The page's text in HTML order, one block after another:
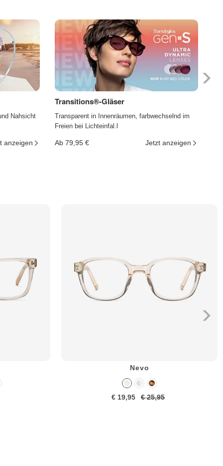
Nahsicht
anzeigen
Transitions®-Gläser
Transparent in Innenräumen, farbwechselnd im
Freien bei Lichteinfal.l
Ab 79,95 € Jetzt anzeigen
Nevo
€ 19,95 € 25,95